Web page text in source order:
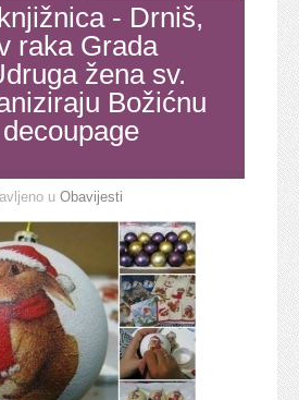
- Drniš,
raka Grada
žena sv.
Božićnu
u Obavijesti